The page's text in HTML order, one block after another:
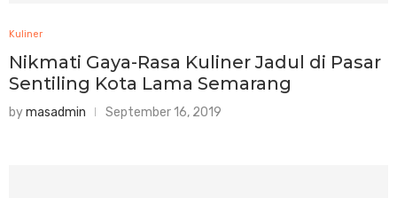
Kuliner
Nikmati Gaya-Rasa Kuliner Jadul di Pasar
Sentiling Kota Lama Semarang
bymasadmin September 16, 2019